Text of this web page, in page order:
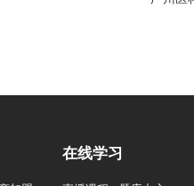
在线学习